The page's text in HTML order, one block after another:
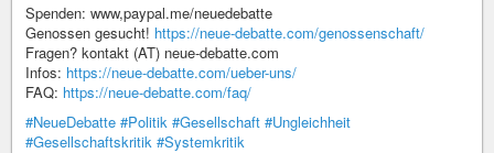
Spenden: www,paypal.me/neuedebatte
Genossen gesucht! https://neue-debatte.com/genossenschaft/
Fragen? kontakt (AT) neue-debatte.com
Infos: https://neue-debatte.com/ueber-uns/
FAQ: https://neue-debatte.com/faq/
#NeueDebatte #Politik #Gesellschaft #Ungleichheit
#Gesellschaftskritik #Systemkritik